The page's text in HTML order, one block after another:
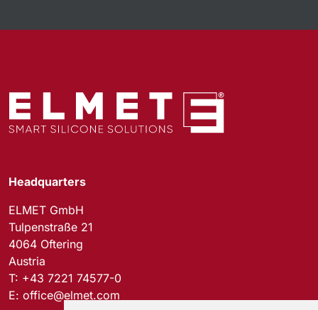
Headquarters
ELMET GmbH
Tulpenstraße 21
4064 Oftering
Austria
T: +43 7221 74577-0
E: office@elmet.com